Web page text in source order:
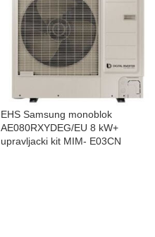
EHS Samsung monoblok
AE080RXYDEG/EU 8 kW+
upravljacki kit MIM- E03CN